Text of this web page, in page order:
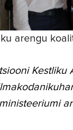
arengu
Kestliku